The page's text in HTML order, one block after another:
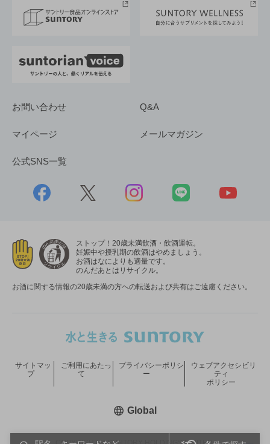
採用情報
お問い合わせ Q&A
マイページ メールマガジン
公式SNS一覧
ストップ！20歳未満飲酒・飲酒運転。
妊娠中や授乳期の飲酒はやめましょう。
お酒はなによりも適量です。
のんだあとはリサイクル。
お酒に関する情報の20歳未満の方への転送および共有はご遠慮ください。
サイトマッ
プ
ご利用にあたっ
て
プライバシーポリシ
ー
ウェブアクセシビリ
ティ
ポリシー
Global新しいウィンドウで開く